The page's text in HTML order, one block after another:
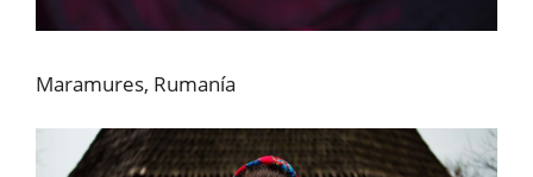
Maramures, Rumanía